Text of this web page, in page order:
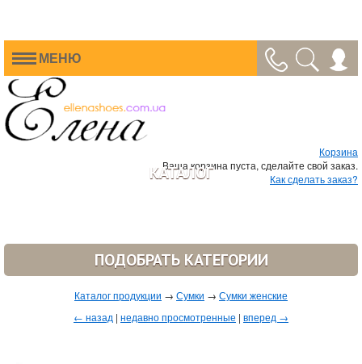
МЕНЮ
Корзина
Ваша корзина пуста, сделайте свой заказ.
Как сделать заказ?
КАТАЛОГ
ПОДОБРАТЬ КАТЕГОРИИ
Каталог продукции → Сумки → Сумки женские
← назад | недавно просмотренные | вперед →